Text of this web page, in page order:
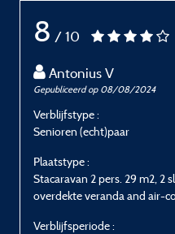
8 / 10
Antonius V
Gepubliceerd op 08/08/2024
Verblijfstype :
Senioren (echt)paar
Plaatstype :
Stacaravan 2 pers. 29 m2, 2
overdekte veranda and air-
Verblijfsperiode :